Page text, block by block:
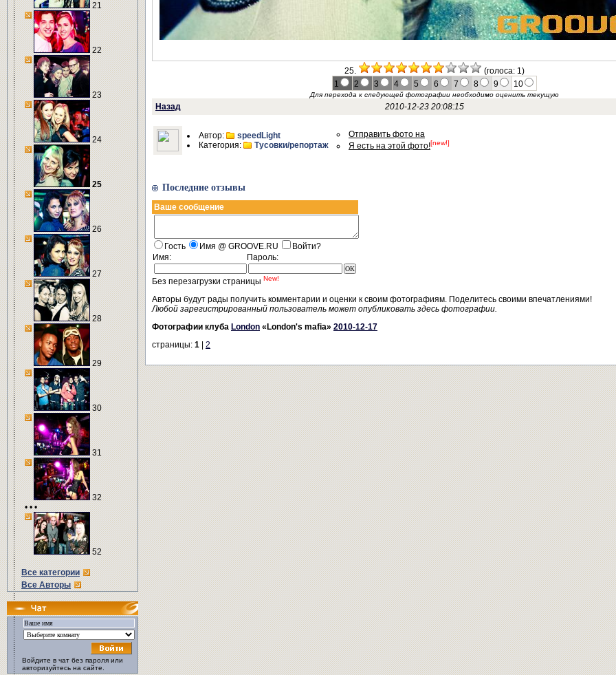
21
22
23
24
25
26
27
28
29
30
31
32
• • •
52
Все категории
Все Авторы
Войдите в чат без пароля или
авторизуйтесь на сайте.
25.
(голоса: 1)
1
2 3 4 5 6 7 8 9 10
Для перехода к следующей фотографии необходимо оценить текущую
Назад 2010-12-23 20:08:15
Автор:
speedLight
Категория:
Тусовки/репортаж
Отправить фото на
Я есть на этой фото![new!]
Последние отзывы
Ваше сообщение
Гость Имя @ GROOVE.RU
Войти?
Имя:
Пароль:
Без перезагрузки страницы New!
Авторы будут рады получить комментарии и оценки к своим фотографиям. Поделитесь своими впечатлениями!
Любой зарегистрированный пользователь может опубликовать здесь фотографии.
Фотографии клуба London «London's mafia» 2010-12-17
страницы: 1 2